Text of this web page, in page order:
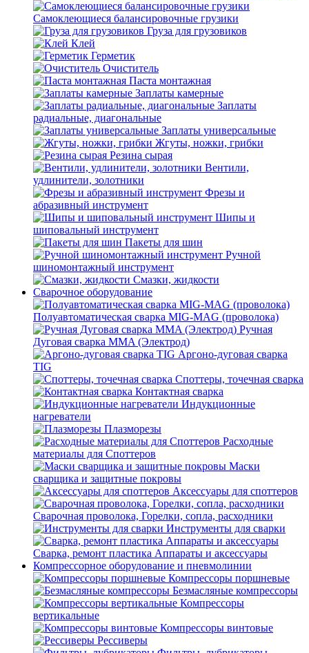
Самоклеющиеся балансировочные грузики
Груза для грузовиков
Клей
Герметик
Очиститель
Паста монтажная
Заплаты камерные
Заплаты
радиальные, диагональные
Заплаты универсальные
Жгуты, ножки, грибки
Резина сырая
Вентили,
удлинители, золотники
Фрезы и
абразивный инструмент
Шипы и
шиповальный инструмент
Пакеты для шин
Ручной
шиномонтажный инструмент
Смазки, жидкости
Сварочное оборудование
Полуавтоматическая сварка MIG-MAG (проволока)
Ручная
Дуговая сварка MMA (Электрод)
Аргоно-дуговая сварка
TIG
Споттеры, точечная сварка
Контактная сварка
Индукционные
нагреватели
Плазморезы
Расходные
материалы для Споттеров
Маски
сварщика и защитные покровы
Аксессуары для споттеров
Сварочная проволока, Горелки, сопла, расходники
Инструменты для сварки
Сварка, ремонт пластика Аппараты и аксессуары
Компрессорное оборудование и пневмолинии
Компрессоры поршневые
Безмасляные компрессоры
Компрессоры
вертикальные
Компрессоры винтовые
Рессиверы